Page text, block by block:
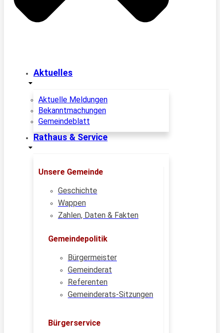
Aktuelles
Aktuelle Meldungen
Bekanntmachungen
Gemeindeblatt
Rathaus & Service
Unsere Gemeinde
Geschichte
Wappen
Zahlen, Daten & Fakten
Gemeindepolitik
Bürgermeister
Gemeinderat
Referenten
Gemeinderats-Sitzungen
Bürgerservice